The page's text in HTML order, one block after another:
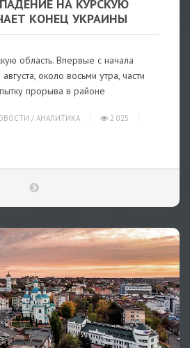
НА КУРСКУЮ
КОНЕЦ УКРАИНЫ
область. Впервые с начала
около восьми утра, части
прорыва в районе
/ АНАЛИТИКА
2 025